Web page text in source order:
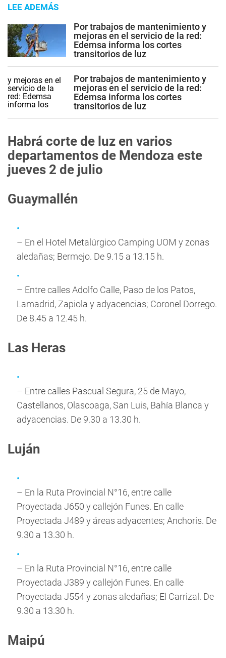
LEE ADEMÁS
Por trabajos de mantenimiento y
mejoras en el servicio de la red:
Edemsa informa los cortes
transitorios de luz
Por trabajos de mantenimiento y
mejoras en el servicio de la red:
Edemsa informa los cortes
transitorios de luz
Habrá corte de luz en varios
departamentos de Mendoza este
jueves 2 de julio
Guaymallén
– En el Hotel Metalúrgico Camping UOM y zonas
aledañas; Bermejo. De 9.15 a 13.15 h.
– Entre calles Adolfo Calle, Paso de los Patos,
Lamadrid, Zapiola y adyacencias; Coronel Dorrego.
De 8.45 a 12.45 h.
Las Heras
– Entre calles Pascual Segura, 25 de Mayo,
Castellanos, Olascoaga, San Luis, Bahía Blanca y
adyacencias. De 9.30 a 13.30 h.
Luján
– En la Ruta Provincial N°16, entre calle
Proyectada J650 y callejón Funes. En calle
Proyectada J489 y áreas adyacentes; Anchoris. De
9.30 a 13.30 h.
– En la Ruta Provincial N°16, entre calle
Proyectada J389 y callejón Funes. En calle
Proyectada J554 y zonas aledañas; El Carrizal. De
9.30 a 13.30 h.
Maipú